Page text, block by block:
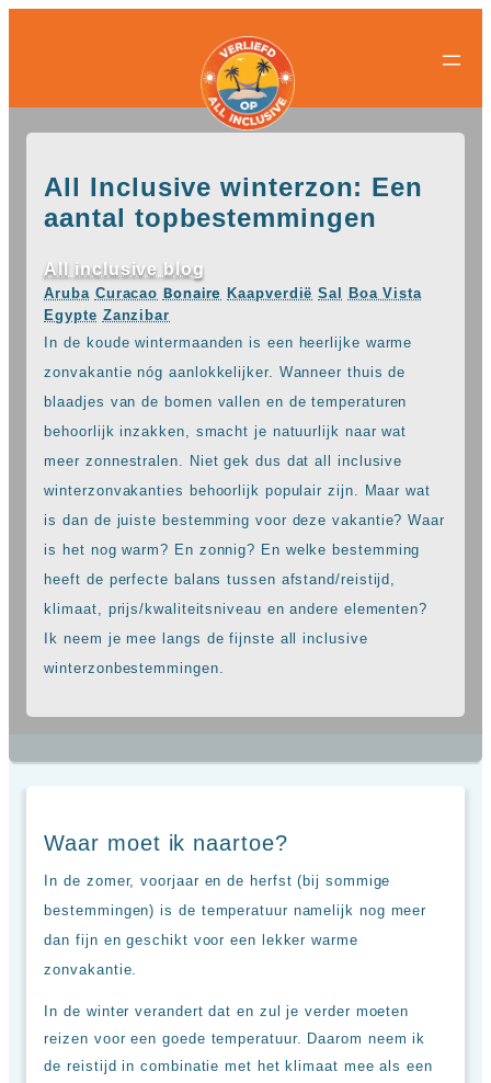
All-
Griekenland
Mexico
Turkije
Populaire
bestemmingen
Canaria
Hurghada
Kaapverdie
inclusive
bestemmingen
All-
resorts
Egypte
hotels
Griekenland
inclusive
resorts
inclusive
hotels
inclusive
resorts
Populaire
Beach
RIU
Servatur
TwIIns
hotelketens
Resorts
inhoud
All Inclusive winterzon: Een
aantal topbestemmingen
All inclusive blog
Aruba Curacao Bonaire Kaapverdië Sal
Boa Vista
Egypte Zanzibar
In de koude wintermaanden is een heerlijke warme
zonvakantie nóg aanlokkelijker. Wanneer thuis de
blaadjes van de bomen vallen en de temperaturen
behoorlijk inzakken, smacht je natuurlijk naar wat
meer zonnestralen. Niet gek dus dat all inclusive
winterzonvakanties behoorlijk populair zijn. Maar wat
is dan de juiste bestemming voor deze vakantie? Waar
is het nog warm? En zonnig? En welke bestemming
heeft de perfecte balans tussen afstand/reistijd,
klimaat, prijs/kwaliteitsniveau en andere elementen?
Ik neem je mee langs de fijnste all inclusive
winterzonbestemmingen.
Waar moet ik naartoe?
In de zomer, voorjaar en de herfst (bij sommige
bestemmingen) is de temperatuur namelijk nog meer
dan fijn en geschikt voor een lekker warme
zonvakantie.
In de winter verandert dat en zul je verder moeten
reizen voor een goede temperatuur. Daarom neem ik
de reistijd in combinatie met het klimaat mee als een